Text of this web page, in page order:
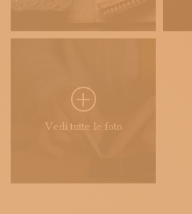
Vedi tutte le foto